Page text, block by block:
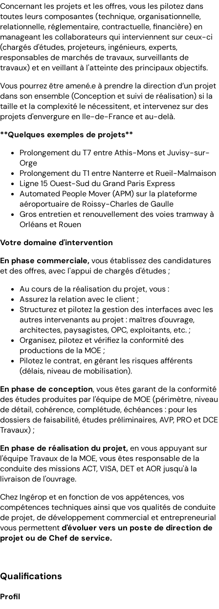
Concernant les projets et les offres, vous les pilotez dans
toutes leurs composantes (technique, organisationnelle,
relationnelle, réglementaire, contractuelle, financière) en
manageant les collaborateurs qui interviennent sur ceux-ci
(chargés d'études, projeteurs, ingénieurs, experts,
responsables de marchés de travaux, surveillants de
travaux) et en veillant à l'atteinte des principaux objectifs.
Vous pourrez être amené.e à prendre la direction d’un projet
dans son ensemble (Conception et suivi de réalisation) si la
taille et la complexité le nécessitent, et intervenez sur des
projets d'envergure en Ile-de-France et au-delà.
**Quelques exemples de projets**
Prolongement du T7 entre Athis-Mons et Juvisy-sur-
Orge
Prolongement du T1 entre Nanterre et Rueil-Malmaison
Ligne 15 Ouest-Sud du Grand Paris Express
Automated People Mover (APM) sur la plateforme
aéroportuaire de Roissy-Charles de Gaulle
Gros entretien et renouvellement des voies tramway à
Orléans et Rouen
Votre domaine d'intervention
En phase commerciale,vous établissez des candidatures
et des offres, avec l'appui de chargés d'études ;
Au cours de la réalisation du projet, vous :
Assurez la relation avec le client ;
Structurez et pilotez la gestion des interfaces avec les
autres intervenants au projet : maîtres d'ouvrage,
architectes, paysagistes, OPC, exploitants, etc. ;
Organisez, pilotez et vérifiez la conformité des
productions de la MOE ;
Pilotez le contrat, en gérant les risques afférents
(délais, niveau de mobilisation).
En phase de conception, vous êtes garant de la conformité
des études produites par l'équipe de MOE (périmètre, niveau
de détail, cohérence, complétude, échéances : pour les
dossiers de faisabilité, études préliminaires, AVP, PRO et DCE
Travaux) ;
En phase de réalisation du projet,en vous appuyant sur
l'équipe Travaux de la MOE, vous êtes responsable de la
conduite des missions ACT, VISA, DET et AOR jusqu'à la
livraison de l'ouvrage.
Chez Ingérop et en fonction de vos appétences, vos
compétences techniques ainsi que vos qualités de conduite
de projet, de développement commercial et entrepreneurial
vous permettentd'évoluer vers un poste de direction de
projet ou de Chef de service.
Qualifications
Profil